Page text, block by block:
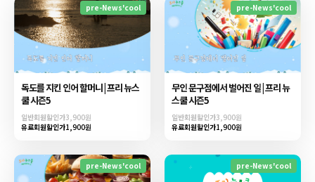
pre-News'cool
독도를 지킨 인어 할머니 | 프리 뉴스
쿨 시즌5
일반회원할인가3,900원
유료회원할인가1,900원
pre-News'cool
무인 문구점에서 벌어진 일 | 프리 뉴
스쿨 시즌5
일반회원할인가3,900원
유료회원할인가1,900원
pre-News'cool pre-News'cool